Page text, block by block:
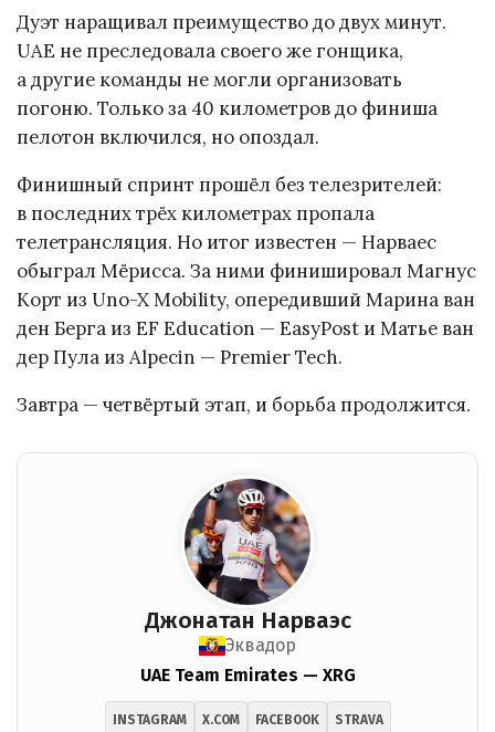
Дуэт наращивал преимущество до двух минут.
UAE не преследовала своего же гонщика,
а другие команды не могли организовать
погоню. Только за 40 километров до финиша
пелотон включился, но опоздал.
Финишный спринт прошёл без телезрителей:
в последних трёх километрах пропала
телетрансляция. Но итог известен — Нарваес
обыграл Мёрисса. За ними финишировал Магнус
Корт из Uno-X Mobility, опередивший Марина ван
ден Берга из EF Education — EasyPost и Матье ван
дер Пула из Alpecin — Premier Tech.
Завтра — четвёртый этап, и борьба продолжится.
Джонатан Нарваэс
Эквадор
UAE Team Emirates — XRG
INSTAGRAM X.COM FACEBOOK STRAVA